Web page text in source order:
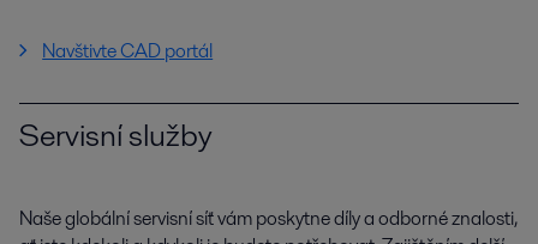
Navštivte CAD portál
Servisní služby
Naše globální servisní síť vám poskytne díly a odborné znalosti,